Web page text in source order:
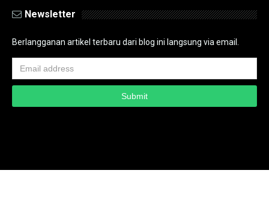
Newsletter
Berlangganan artikel terbaru dari blog ini langsung via email.